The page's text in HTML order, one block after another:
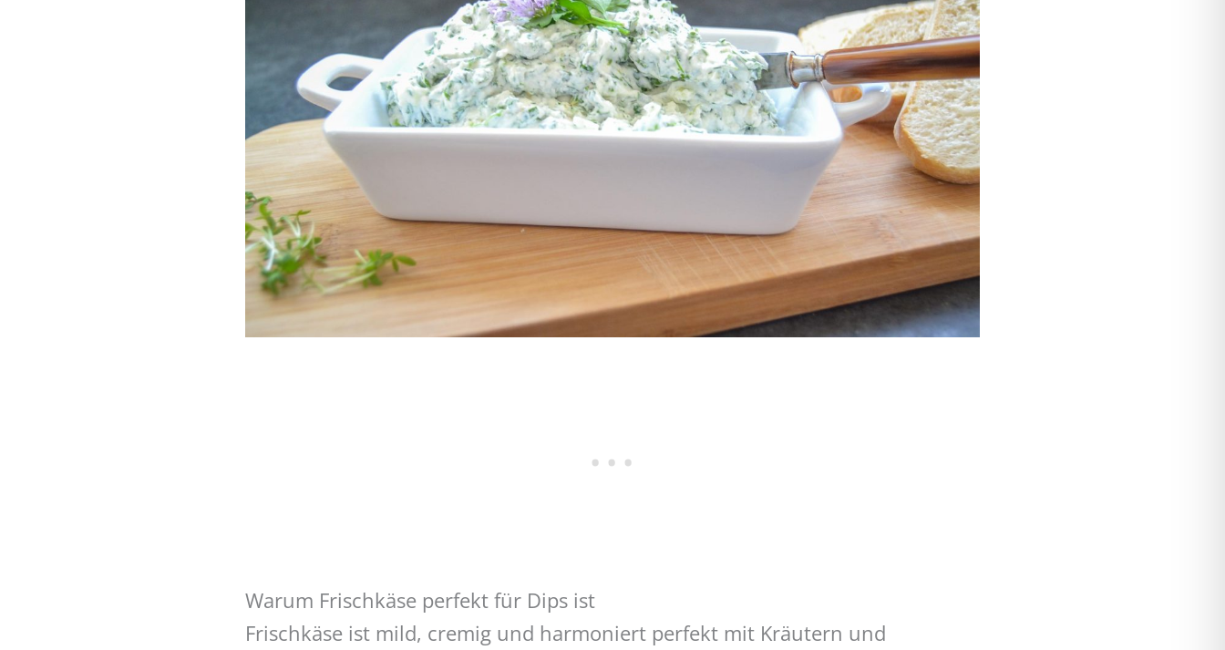
Warum Frischkäse perfekt für Dips ist
Frischkäse ist mild, cremig und harmoniert perfekt mit Kräutern und